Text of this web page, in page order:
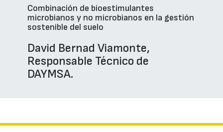
Combinación de bioestimulantes
microbianos y no microbianos en la gestión
sostenible del suelo
David Bernad Viamonte,
Responsable Técnico de
DAYMSA.